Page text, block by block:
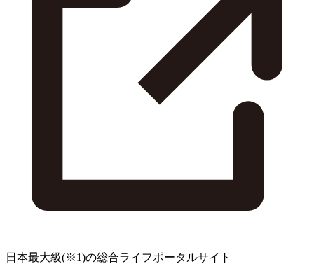
日本最大級(※1)の総合ライフポータルサイト